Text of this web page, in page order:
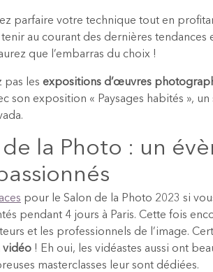
parfaire votre technique tout en
au courant des dernières
que l’embarras du choix !
pas les expositions d’œuvres
son exposition « Paysages habités »,
de la Photo : un
pour le Salon de la Photo 2023 si
pendant 4 jours à Paris. Cette fois
et les professionnels de l’image.
vidéo ! Eh oui, les vidéastes aussi ont
masterclasses leur sont dédiées.